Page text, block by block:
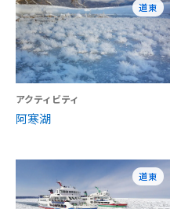
道東
アクティビティ
阿寒湖
道東